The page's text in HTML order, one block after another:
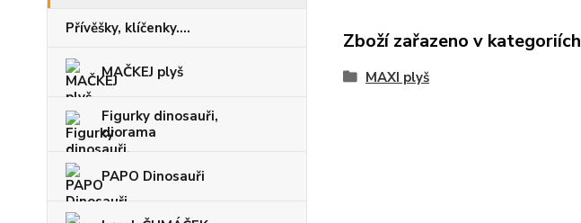
Přívěšky, klíčenky....
MAČKEJ plyš
Figurky dinosauři,
diorama
PAPO Dinosauři
Zboží zařazeno v kategoriích
MAXI plyš